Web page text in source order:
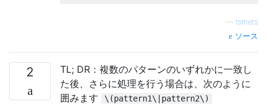
tsmets
ソース
2
TL; DR：複数のパターンのいずれかに一致し
た後、さらに処理を行う場合は、次のように
囲みます
\(pattern1\|pattern2\)